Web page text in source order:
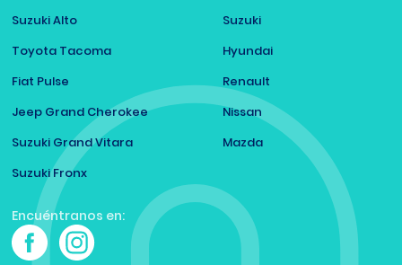
Suzuki Alto
Toyota Tacoma
Fiat Pulse
Jeep Grand Cherokee
Suzuki Grand Vitara
Suzuki Fronx
Suzuki
Hyundai
Renault
Nissan
Mazda
Encuéntranos en: